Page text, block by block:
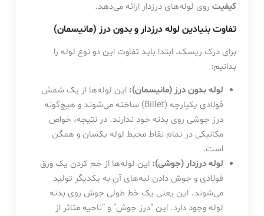
کیفیتروی لوله‌های درزدار ارائه می‌دهد.
تفاوت بنیادین لوله درزدار و بدون درز (مانیسمان)
برای درک ریسک، ابتدا باید تفاوت این دو نوع لوله را
بدانیم:
لوله بدون درز (مانیسمان): این لوله‌ها از یک شمش
فولادی یکپارچه (Billet) ساخته می‌شوند و هیچ‌گونه
درز جوشی روی بدنه خود ندارند. در نتیجه، خواص
مکانیکی در تمام نقاط محیط لوله یکسان و همگن
است.
لوله درزدار (جوشی): این لوله‌ها از خم کردن یک ورق
فولادی و جوش دادن لبه‌های آن به یکدیگر تولید
می‌شوند. این یعنی یک خط طولی جوش روی بدنه
لوله وجود دارد. این “درز جوش” و “ناحیه متاثر از